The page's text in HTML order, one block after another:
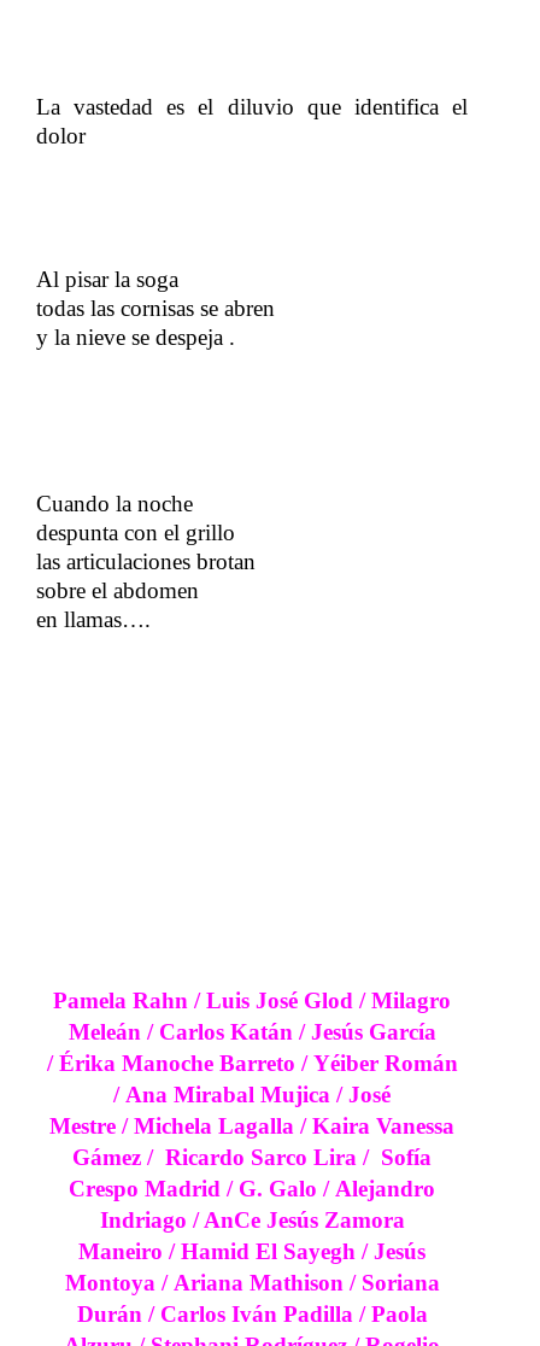
La vastedad es el diluvio que identifica el
dolor
Al pisar la soga
todas las cornisas se abren
y la nieve se despeja .
Cuando la noche
despunta con el grillo
las articulaciones brotan
sobre el abdomen
en llamas….
Pamela Rahn /Luis José Glod /Milagro
Meleán / Carlos Katán /Jesús García
/Érika Manoche Barreto /Yéiber Román
/Ana Mirabal Mujica /José
Mestre /Michela Lagalla /Kaira Vanessa
Gámez / Ricardo Sarco Lira / Sofía
Crespo Madrid / G. Galo /Alejandro
Indriago / AnCe Jesús Zamora
Maneiro /Hamid El Sayegh / Jesús
Montoya/Ariana Mathison/ Soriana
Durán/ Carlos Iván Padilla/Paola